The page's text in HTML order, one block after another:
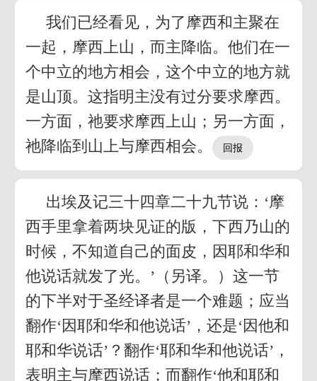
我们已经看见，为了摩西和主聚在
一起，摩西上山，而主降临。他们在一
个中立的地方相会，这个中立的地方就
是山顶。这指明主没有过分要求摩西。
一方面，祂要求摩西上山；另一方面，
祂降临到山上与摩西相会。
出埃及记三十四章二十九节说：‘摩
西手里拿着两块见证的版，下西乃山的
时候，不知道自己的面皮，因耶和华和
他说话就发了光。’（另译。）这一节
的下半对于圣经译者是一个难题；应当
翻作‘因耶和华和他说话’，还是‘因他和
耶和华说话’？翻作‘耶和华和他说话’，
表明主与摩西说话；而翻作‘他和耶和